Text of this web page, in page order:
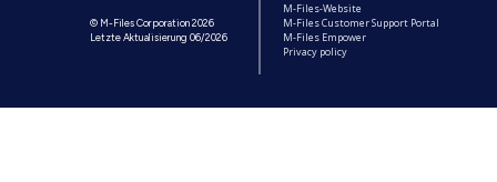
© M-Files Corporation 2026
Letzte Aktualisierung 06/2026
M-Files-Website
M-Files Customer Support Portal
M-Files Empower
Privacy policy